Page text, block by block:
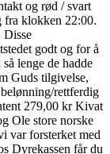
og rød / svart
fra klokken 22:00.
Disse
godt og for å
lenge de hadde
Guds tilgivelse,
rettferdig
279,00 kr Kivat
Ole store norske
var forsterket med
Dyrekassen får du